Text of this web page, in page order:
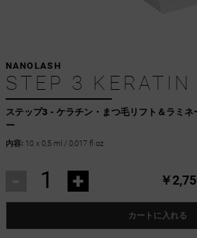
ステップ3 - ケラチン・まつ毛リフト＆ラミ
ー
NANOLASH
STEP 3 KERATIN
内容: 10 x 0,5 ml / 0,017 fl oz
+ ￥
カートに入れる